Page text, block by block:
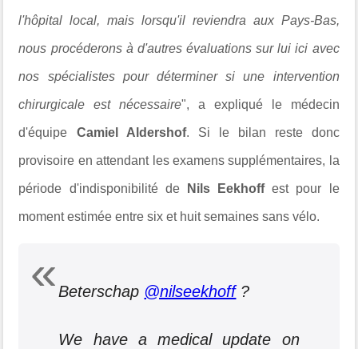
l'hôpital local, mais lorsqu'il reviendra aux Pays-Bas,
nous procéderons à d'autres évaluations sur lui ici avec
nos spécialistes pour déterminer si une intervention
chirurgicale est nécessaire", a expliqué le médecin
d'équipe Camiel Aldershof. Si le bilan reste donc
provisoire en attendant les examens supplémentaires, la
période d'indisponibilité de Nils Eekhoffest pour le
moment estimée entre six et huit semaines sans vélo.
Beterschap @nilseekhoff?
We have a medical update on